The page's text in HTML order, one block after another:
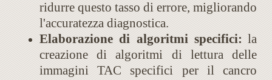
ridurre questo tasso di errore, migliorando
l'accuratezza diagnostica​​.
Elaborazione di algoritmi specifici: la
creazione di algoritmi di lettura delle
immagini TAC specifici per il cancro